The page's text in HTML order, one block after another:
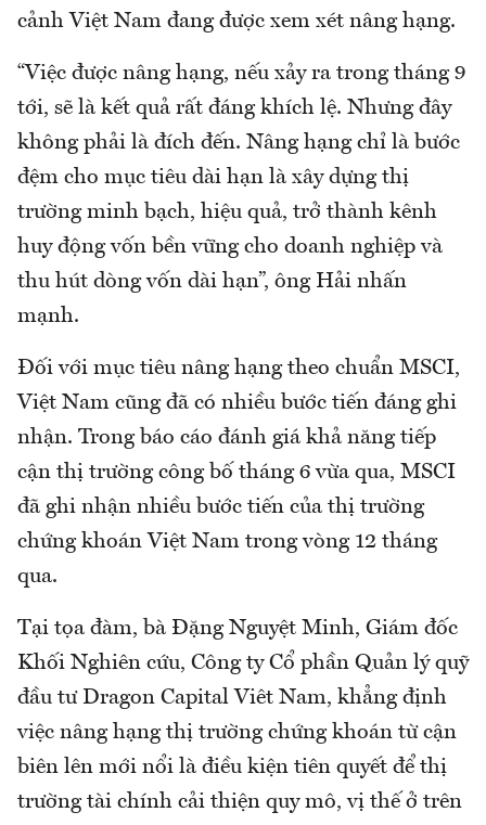
cảnh Việt Nam đang được xem xét nâng hạng.
“Việc được nâng hạng, nếu xảy ra trong tháng 9
tới, sẽ là kết quả rất đáng khích lệ. Nhưng đây
không phải là đích đến. Nâng hạng chỉ là bước
đệm cho mục tiêu dài hạn là xây dựng thị
trường minh bạch, hiệu quả, trở thành kênh
huy động vốn bền vững cho doanh nghiệp và
thu hút dòng vốn dài hạn”, ông Hải nhấn
mạnh.
Đối với mục tiêu nâng hạng theo chuẩn MSCI,
Việt Nam cũng đã có nhiều bước tiến đáng ghi
nhận. Trong báo cáo đánh giá khả năng tiếp
cận thị trường công bố tháng 6 vừa qua, MSCI
đã ghi nhận nhiều bước tiến của thị trường
chứng khoán Việt Nam trong vòng 12 tháng
qua.
Tại tọa đàm, bà Đặng Nguyệt Minh, Giám đốc
Khối Nghiên cứu, Công ty Cổ phần Quản lý quỹ
đầu tư Dragon Capital Viêt Nam, khẳng định
việc nâng hạng thị trường chứng khoán từ cận
biên lên mới nổi là điều kiện tiên quyết để thị
trường tài chính cải thiện quy mô, vị thế ở trên